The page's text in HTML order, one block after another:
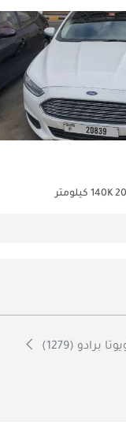
140K كيلومتر
برادو (1279)